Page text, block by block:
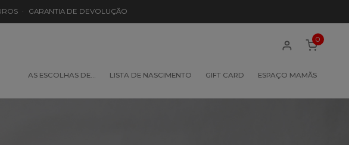
· GARANTIA DE DEVOLUÇÃO
AS ESCOLHAS DE… LISTA DE NASCIMENTO GIFT CARD ESPAÇO MAMÃS
0